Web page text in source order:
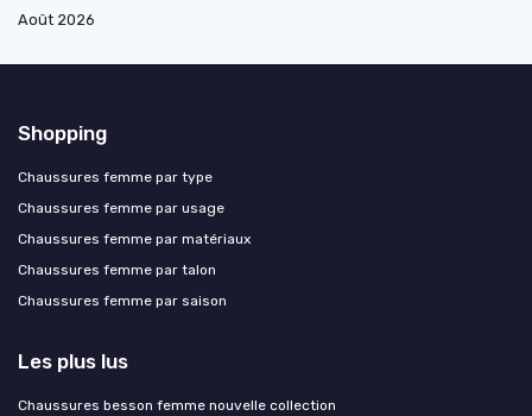
Août 2026
Shopping
Chaussures femme par type
Chaussures femme par usage
Chaussures femme par matériaux
Chaussures femme par talon
Chaussures femme par saison
Les plus lus
Chaussures besson femme nouvelle collection